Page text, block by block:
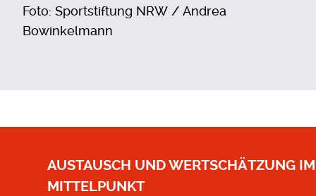
Foto: Sportstiftung NRW / Andrea
Bowinkelmann
AUSTAUSCH UND WERTSCHÄTZUNG IM
MITTELPUNKT